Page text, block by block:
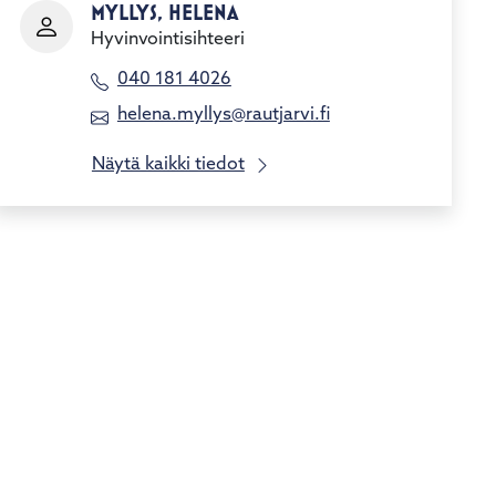
MYLLYS, HELENA
Hyvinvointisihteeri
040 181 4026
helena.myllys@rautjarvi.fi
Näytä kaikki tiedot